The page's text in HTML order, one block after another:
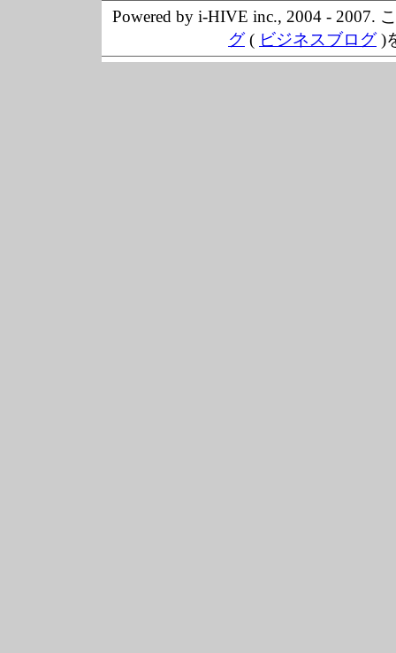
Powered by i-HIVE inc., 2004 - 2007.
グ( ビジネスブログ)